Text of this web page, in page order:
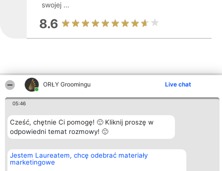
ORŁY Groomingu Live chat
05:46
Cześć, chętnie Ci pomogę! 🙂 Kliknij proszę w
odpowiedni temat rozmowy! 🙂
Jestem Laureatem, chcę odebrać materiały
marketingowe
swojej ...
8.6
Inne firmy z województwa
Organizator plebiscytu
Bright Side Solutions sp. z o.
o. sp. k.
Wrocław 50-079
KRS 0000749100 | Regon
381313360 | NIP 8943132676
Plebiscyt
Laureaci
Lista
Laureatów
Zasady
Kontakt